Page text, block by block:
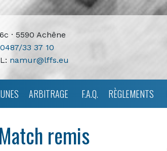
· 5590 Achêne
0487/33 37 10
namur@lffs.eu
ARBITRAGE F.A.Q. RÈGLEMENTS
remis